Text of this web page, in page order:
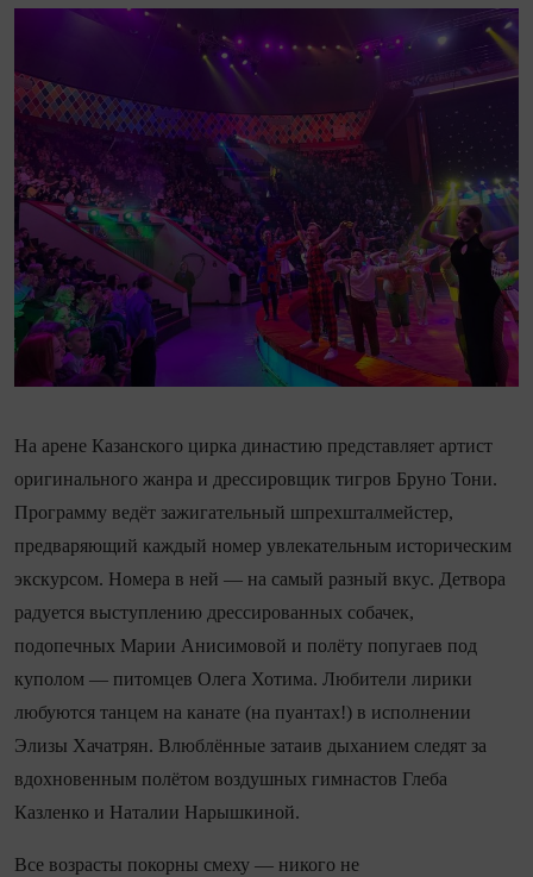
На арене Казанского цирка династию представляет артист
оригинального жанра и дрессировщик тигров Бруно Тони.
Программу ведёт зажигательный шпрехшталмейстер,
предваряющий каждый номер увлекательным историческим
экскурсом. Номера в ней — на самый разный вкус. Детвора
радуется выступлению дрессированных собачек,
подопечных Марии Анисимовой и полёту попугаев под
куполом — питомцев Олега Хотима. Любители лирики
любуются танцем на канате (на пуантах!) в исполнении
Элизы Хачатрян. Влюблённые затаив дыханием следят за
вдохновенным полётом воздушных гимнастов Глеба
Казленко и Наталии Нарышкиной.
Все возрасты покорны смеху — никого не